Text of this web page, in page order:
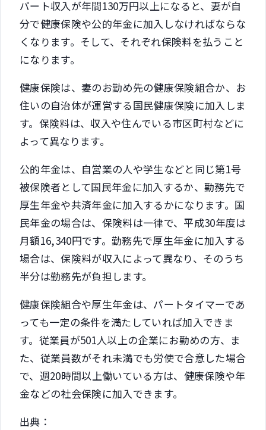
パート収入が年間130万円以上になると、妻が自
分で健康保険や公的年金に加入しなければならな
くなります。そして、それぞれ保険料を払うこと
になります。
健康保険は、妻のお勤め先の健康保険組合か、お
住いの自治体が運営する国民健康保険に加入しま
す。保険料は、収入や住んでいる市区町村などに
よって異なります。
公的年金は、自営業の人や学生などと同じ第1号
被保険者として国民年金に加入するか、勤務先で
厚生年金や共済年金に加入するかになります。国
民年金の場合は、保険料は一律で、平成30年度は
月額16,340円です。勤務先で厚生年金に加入する
場合は、保険料が収入によって異なり、そのうち
半分は勤務先が負担します。
健康保険組合や厚生年金は、パートタイマーであ
っても一定の条件を満たしていれば加入できま
す。従業員が501人以上の企業にお勤めの方、ま
た、従業員数がそれ未満でも労使で合意した場合
で、週20時間以上働いている方は、健康保険や年
金などの社会保険に加入できます。
出典：